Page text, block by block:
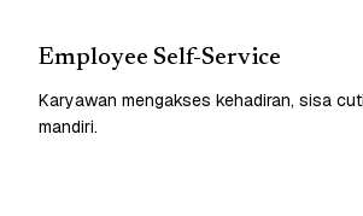
Employee Self-Service
Karyawan mengakses kehadiran, sisa
mandiri.